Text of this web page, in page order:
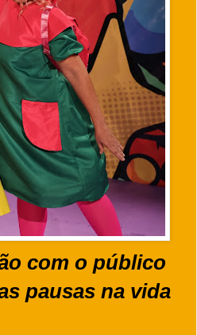
com o público
pausas na vida